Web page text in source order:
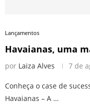
Lançamentos
Havaianas, uma
por Laiza Alves 7 de
Conheça o case de
Havaianas – A …